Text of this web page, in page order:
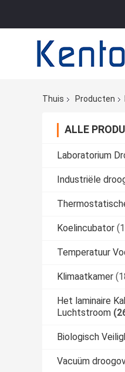
Thuis Producten
ALLE
Laboratorium
Industriële
Koelincubator
Temperatuur
Klimaatkamer
Het laminaire
Luchtstroom
Biologisch
Vacuüm